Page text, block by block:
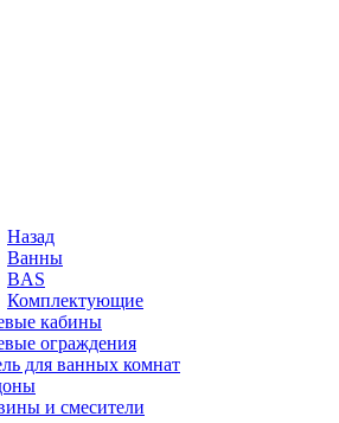
Назад
Ванны
BAS
Комплектующие
кабины
ограждения
для ванных комнат
и смесители